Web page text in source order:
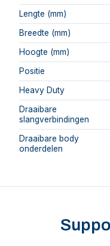
Lengte (mm)
Breedte (mm)
Hoogte (mm)
Positie
Heavy Duty
Draaibare
slangverbindingen
Draaibare body
onderdelen